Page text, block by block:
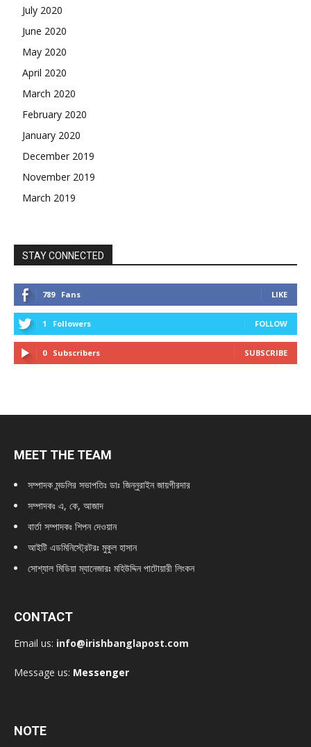
July 2020
June 2020
May 2020
April 2020
March 2020
February 2020
January 2020
December 2019
November 2019
March 2019
STAY CONNECTED
789 Fans LIKE
1 Followers FOLLOW
0 Subscribers SUBSCRIBE
MEET THE TEAM
সম্পাদক মন্ডলির সভাপতিঃ ডাঃ জিন্নুরাইন জায়গীরদার
সম্পাদকঃ এ, কে, আজাদ
বার্তা সম্পাদকঃ শিপন দেওয়ান
আইটি এডমিনিস্ট্রেটরঃ মুকুল হাসান
সোশ্যাল মিডিয়া ম্যানেজারঃ মহিউদ্দিন পাটোয়ারী লিংকন
CONTACT
Email us: info@irishbanglapost.com
Message us: Messenger
NOTE